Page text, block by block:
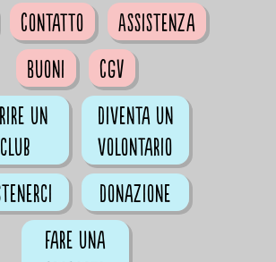
Contatto
Assistenza
Buoni
CGV
un
club
Diventa un
volontario
Donazione
Fare una